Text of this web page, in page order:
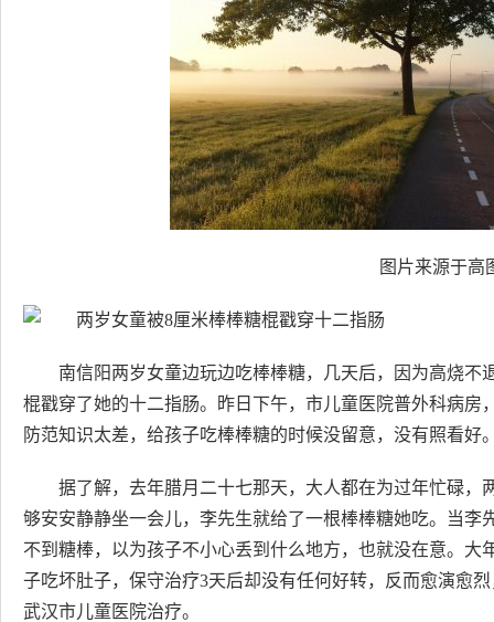
图片来源于高
南信阳两岁女童边玩边吃棒棒糖，几天后，因为高烧
棍戳穿了她的十二指肠。昨日下午，市儿童医院普外科病房
防范知识太差，给孩子吃棒棒糖的时候没留意，没有照看好
据了解，去年腊月二十七那天，大人都在为过年忙碌
够安安静静坐一会儿，李先生就给了一根棒棒糖她吃。当
不到糖棒，以为孩子不小心丢到什么地方，也就没在意。
子吃坏肚子，保守治疗3天后却没有任何好转，反而愈演愈
武汉市儿童医院治疗。